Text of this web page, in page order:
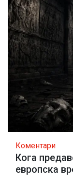
Коментари
Кога
европска